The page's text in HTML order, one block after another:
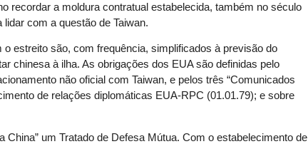
recordar a moldura contratual estabelecida, também no século
com a questão de Taiwan.
estreito são, com frequência, simplificados à previsão do
chinesa à ilha. As obrigações dos EUA são definidas pelo
não oficial com Taiwan, e pelos três “Comunicados
de relações diplomáticas EUA-RPC (01.01.79); e sobre
China” um Tratado de Defesa Mútua. Com o estabelecimento de